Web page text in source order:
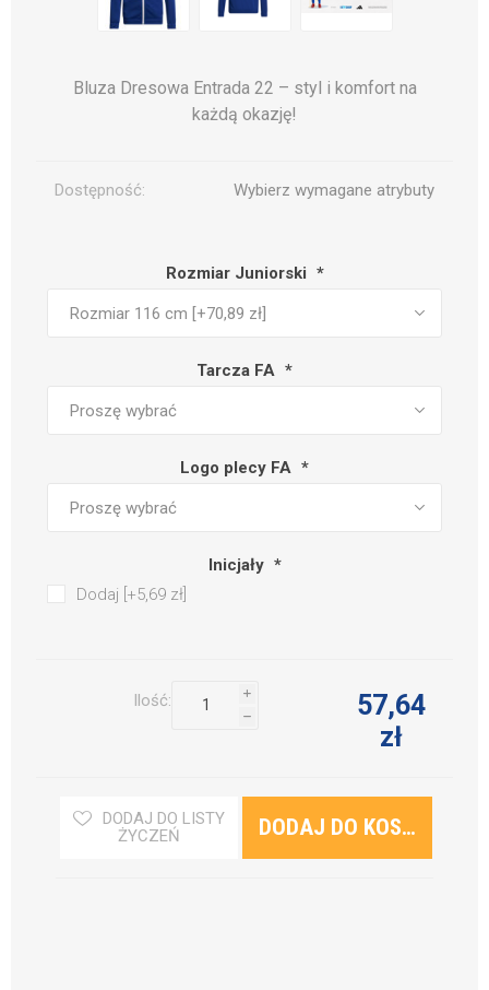
Bluza Dresowa Entrada 22 – styl i komfort na
każdą okazję!
Dostępność: Wybierz wymagane atrybuty
Rozmiar Juniorski *
Tarcza FA *
Logo plecy FA *
Inicjały *
Dodaj [+5,69 zł]
Ilość: i
h
57,64
zł
DODAJ DO LISTY
ŻYCZEŃ